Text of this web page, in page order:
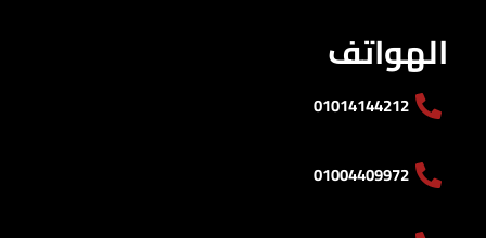
الهواتف
01014144212
01004409972